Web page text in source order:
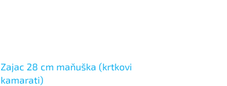
Zajac 28 cm maňuška (krtkovi
kamarati)